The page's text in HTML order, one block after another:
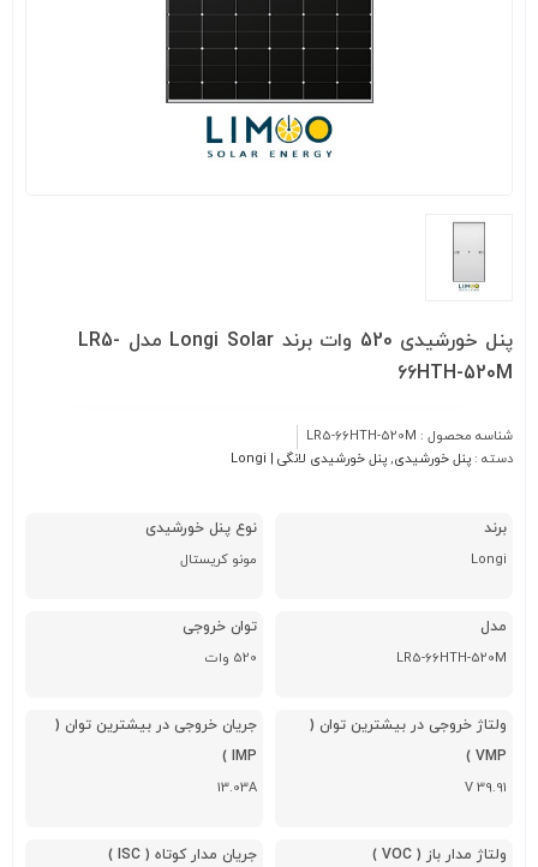
پنل خورشیدی 520 وات برند Longi Solar مدل LR5-
66HTH-520M
شناسه محصول : LR5-66HTH-520M
دسته : پنل خورشیدی, پنل خورشیدی لانگی | Longi
برند
Longi
نوع پنل خورشیدی
مونو کریستال
مدل
LR5-66HTH-520M
توان خروجی
520 وات
ولتاژ خروجی در بیشترین توان (
VMP )
V 39.91
جریان خروجی در بیشترین توان (
IMP )
13.03A
ولتاژ مدار باز ( VOC )
جریان مدار کوتاه ( ISC )